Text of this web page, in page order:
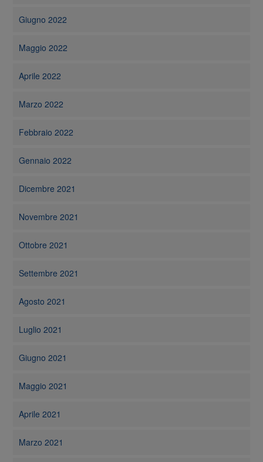
Giugno 2022
Maggio 2022
Aprile 2022
Marzo 2022
Febbraio 2022
Gennaio 2022
Dicembre 2021
Novembre 2021
Ottobre 2021
Settembre 2021
Agosto 2021
Luglio 2021
Giugno 2021
Maggio 2021
Aprile 2021
Marzo 2021